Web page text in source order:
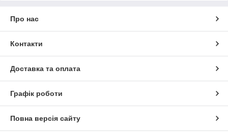
Про нас
Контакти
Доставка та оплата
Графік роботи
Повна версія сайту